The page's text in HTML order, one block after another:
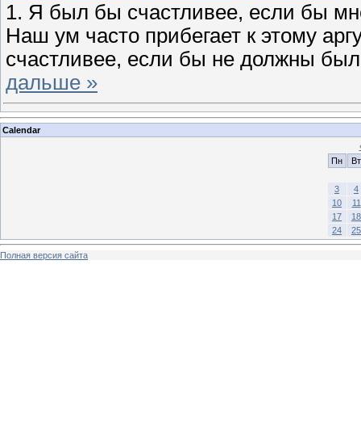
1. Я был бы счастливее, если бы
Наш ум часто прибегает к этому
счастливее, если бы не должны
дальше »
Calendar
Пн
Вт
3
4
10
11
17
18
24
25
Полная версия сайта